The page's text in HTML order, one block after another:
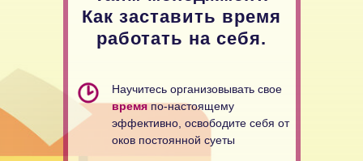
Как заставить время
работать на себя.
Научитесь организовывать свое
времяпо-настоящему
эффективно, освободите себя от
оков постоянной суеты